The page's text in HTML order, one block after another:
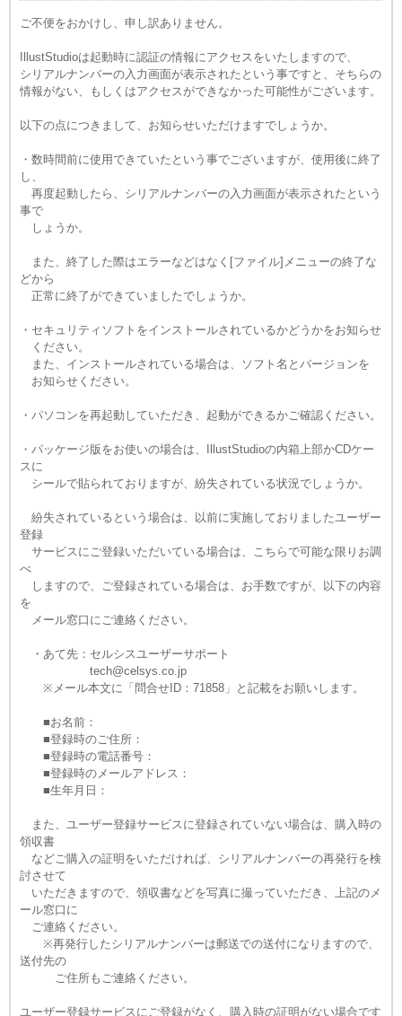
ご不便をおかけし、申し訳ありません。
IllustStudioは起動時に認証の情報にアクセスをいたしますので、
シリアルナンバーの入力画面が表示されたという事ですと、そちらの
情報がない、もしくはアクセスができなかった可能性がございます。
以下の点につきまして、お知らせいただけますでしょうか。
・数時間前に使用できていたという事でございますが、使用後に終了
し、
再度起動したら、シリアルナンバーの入力画面が表示されたという
事で
しょうか。
また、終了した際はエラーなどはなく[ファイル]メニューの終了な
どから
正常に終了ができていましたでしょうか。
・セキュリティソフトをインストールされているかどうかをお知らせ
ください。
また、インストールされている場合は、ソフト名とバージョンを
お知らせください。
・パソコンを再起動していただき、起動ができるかご確認ください。
・パッケージ版をお使いの場合は、IllustStudioの内箱上部かCDケー
スに
シールで貼られておりますが、紛失されている状況でしょうか。
紛失されているという場合は、以前に実施しておりましたユーザー
登録
サービスにご登録いただいている場合は、こちらで可能な限りお調
べ
しますので、ご登録されている場合は、お手数ですが、以下の内容
を
メール窓口にご連絡ください。
・あて先：セルシスユーザーサポート
tech@celsys.co.jp
※メール本文に「問合せID：71858」と記載をお願いします。
■お名前：
■登録時のご住所：
■登録時の電話番号：
■登録時のメールアドレス：
■生年月日：
また、ユーザー登録サービスに登録されていない場合は、購入時の
領収書
などご購入の証明をいただければ、シリアルナンバーの再発行を検
討させて
いただきますので、領収書などを写真に撮っていただき、上記のメ
ール窓口に
ご連絡ください。
※再発行したシリアルナンバーは郵送での送付になりますので、
送付先の
ご住所もご連絡ください。
ユーザー登録サービスにご登録がなく、購入時の証明がない場合です